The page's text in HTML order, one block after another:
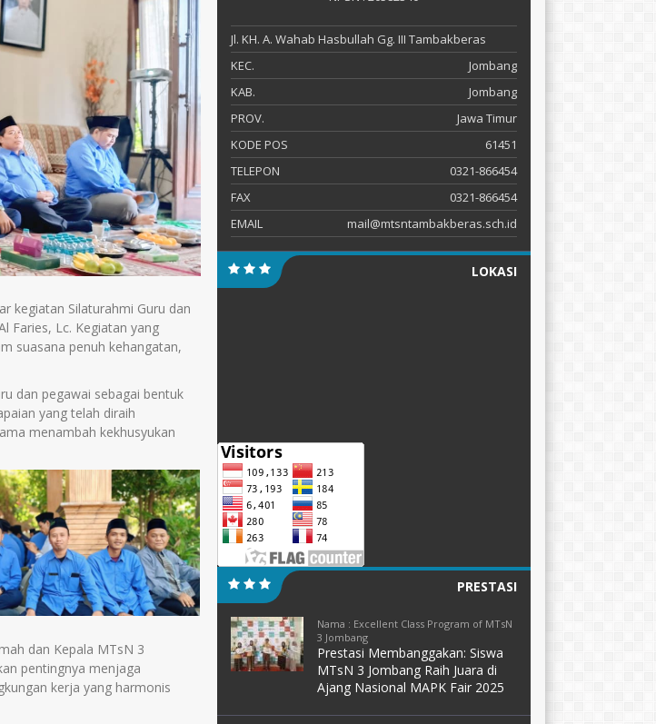
kegiatan Silaturahmi Guru dan
Faries, Lc. Kegiatan yang
suasana penuh kehangatan,
dan pegawai sebagai bentuk
yang telah diraih
menambah kekhusyukan
dan Kepala MTsN 3
pentingnya menjaga
kerja yang harmonis
Jl. KH. A. Wahab Hasbullah Gg. III Tambakberas
KEC.
Jombang
KAB.
Jombang
PROV.
Jawa Timur
KODE POS
61451
TELEPON
0321-866454
FAX
0321-866454
EMAIL
mail@mtsntambakberas.sch.id
LOKASI
PRESTASI
Nama : Excellent Class Program of MTsN
3 Jombang
Prestasi Membanggakan: Siswa
MTsN 3 Jombang Raih Juara di
Ajang Nasional MAPK Fair 2025